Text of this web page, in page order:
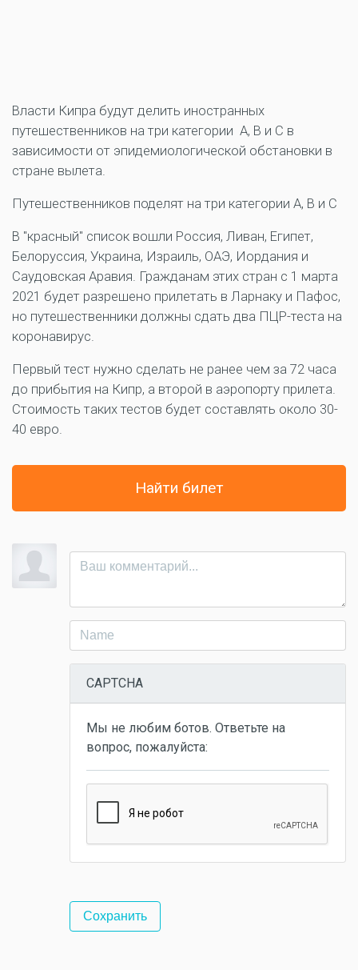
Власти Кипра будут делить иностранных
путешественников на три категории А, В и С в
зависимости от эпидемиологической обстановки в
стране вылета.
Путешественников поделят на три категории А, В и С
В "красный" список вошли Россия, Ливан, Египет,
Белоруссия, Украина, Израиль, ОАЭ, Иордания и
Саудовская Аравия. Гражданам этих стран с 1 марта
2021 будет разрешено прилетать в Ларнаку и Пафос,
но путешественники должны сдать два ПЦР-теста на
коронавирус.
Первый тест нужно сделать не ранее чем за 72 часа
до прибытия на Кипр, а второй в аэропорту прилета.
Стоимость таких тестов будет составлять около 30-
40 евро.
Найти билет
CAPTCHA
Мы не любим ботов. Ответьте на
вопрос, пожалуйста: